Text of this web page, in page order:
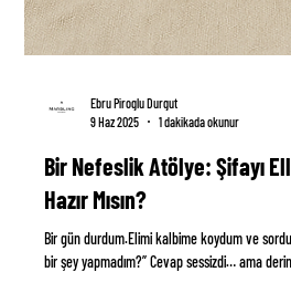
9 Haz 2025
1 dakikada okunur
Bir Nefeslik Atölye: Şifayı
Hazır Mısın?
Bir gün durdum.Elimi kalbime koydum ve